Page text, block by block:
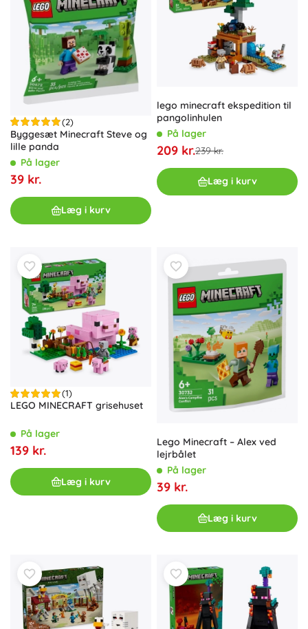
(2)
Byggesæt Minecraft Steve og
lille panda
På lager
39 kr.
Læg i kurv
lego minecraft ekspedition til
pangolinhulen
På lager
209 kr.239 kr.
Læg i kurv
(1)
LEGO MINECRAFT grisehuset
På lager
139 kr.
Læg i kurv
Lego Minecraft – Alex ved
lejrbålet
På lager
39 kr.
Læg i kurv